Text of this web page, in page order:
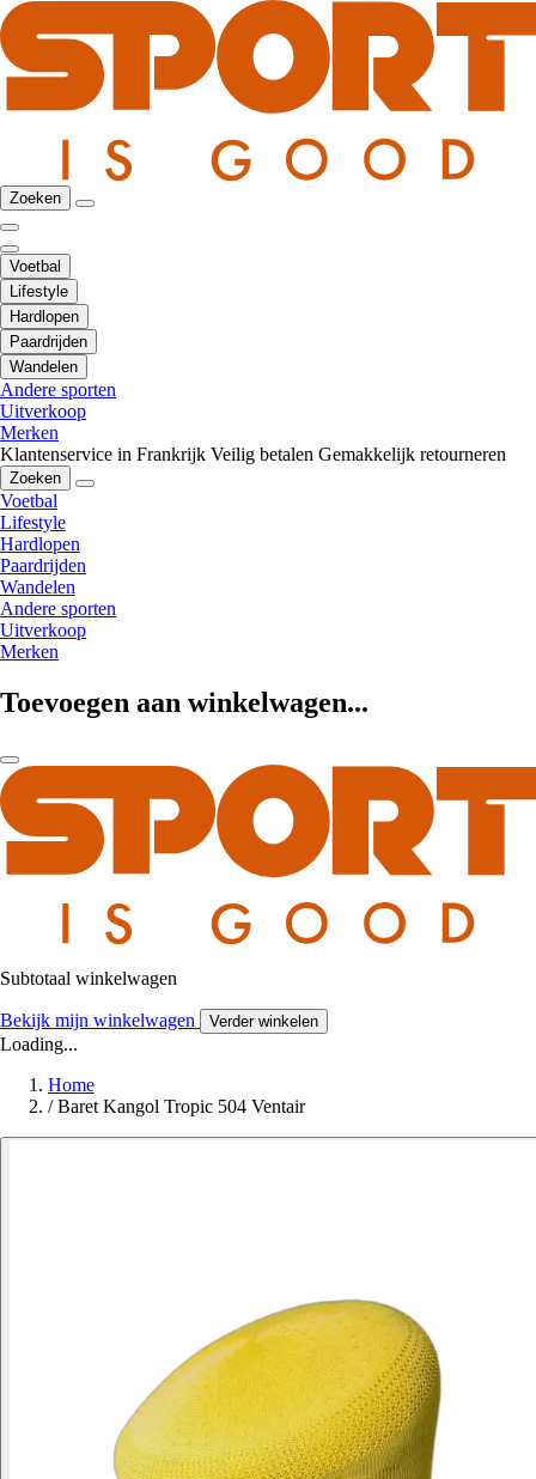
Zoeken
Voetbal
Lifestyle
Hardlopen
Paardrijden
Wandelen
Andere sporten
Uitverkoop
Merken
Klantenservice in Frankrijk Veilig betalen Gemakkelijk retourneren
Zoeken
Voetbal
Lifestyle
Hardlopen
Paardrijden
Wandelen
Andere sporten
Uitverkoop
Merken
Toevoegen aan winkelwagen...
Subtotaal winkelwagen
Bekijk mijn winkelwagen Verder winkelen
Loading...
Home
/ Baret Kangol Tropic 504 Ventair